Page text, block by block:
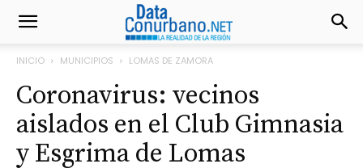
INICIO MUNICIPIOS LOMAS DE ZAMORA
Coronavirus: vecinos
aislados en el Club Gimnasia
y Esgrima de Lomas